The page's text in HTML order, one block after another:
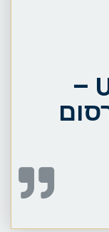
חברת UFIRST –